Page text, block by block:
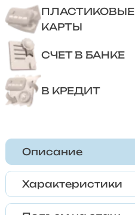
ПЛАСТИКОВЫЕ
КАРТЫ
СЧЕТ В БАНКЕ
В КРЕДИТ
Описание
Характеристики